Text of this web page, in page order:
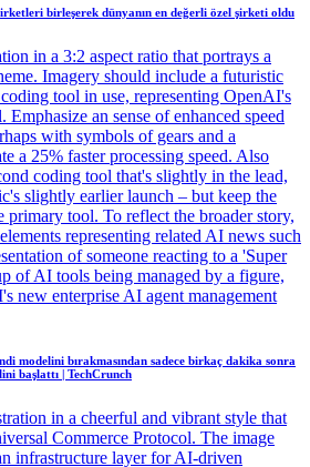
birleşerek dünyanın en değerli özel şirketi oldu
modelini bırakmasından sadece birkaç dakika sonra
başlattı | TechCrunch